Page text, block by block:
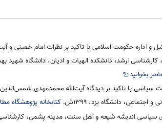
و اداره حکومت اسلامی با تاکید بر نظرات امام
ارشد، دانشکده الهیات و ادیان، دانشگاه شهید بهشتی،
بخوانید
سیاسی با تاکید بر دیدگاه آیت‌الله محمدمهدی
دانشگاه یزد، ۱۳۹۹ش.
کتابخانه پژوهشگاه
سیاسی اندیشه شیعه و اهل سنت، مدینه پشمی، کارشناسی